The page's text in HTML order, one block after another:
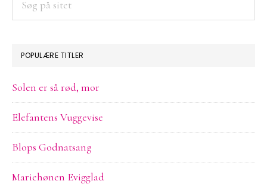
POPULÆRE TITLER
Solen er så rød, mor
Elefantens Vuggevise
Blops Godnatsang
Mariehønen Evigglad